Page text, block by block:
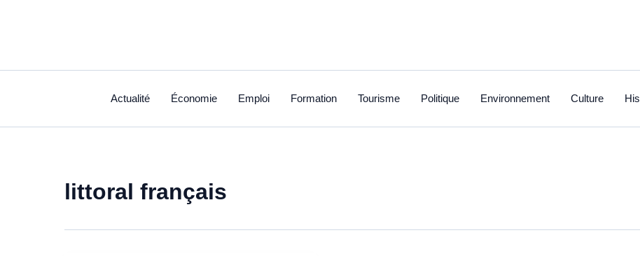
Actualité Économie Emploi Formation Tourisme Politique Environnement Culture
littoral français